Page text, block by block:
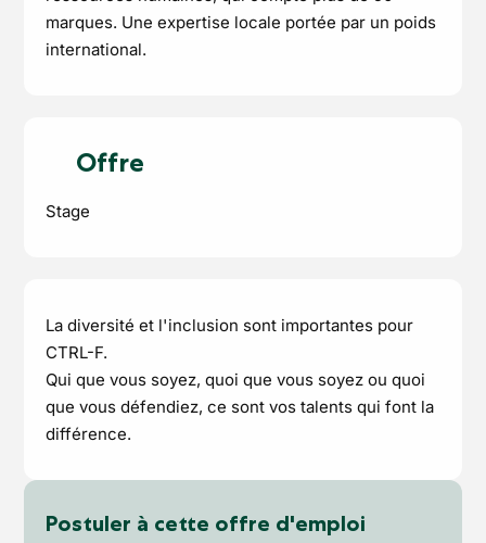
marques. Une expertise locale portée par un poids
international.
Offre
Stage
La diversité et l'inclusion sont importantes pour
CTRL-F.
Qui que vous soyez, quoi que vous soyez ou quoi
que vous défendiez, ce sont vos talents qui font la
différence.
Postuler à cette offre d'emploi